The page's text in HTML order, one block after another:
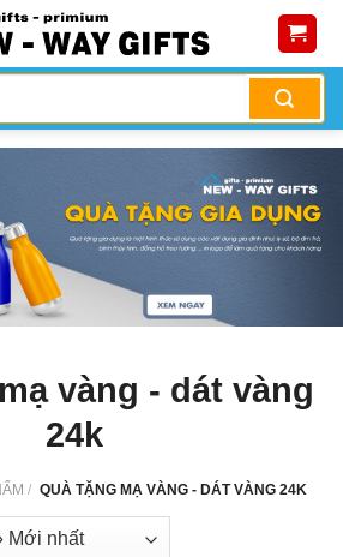
vàng - dát vàng
24k
/ QUÀ TẶNG MẠ VÀNG - DÁT VÀNG 24K